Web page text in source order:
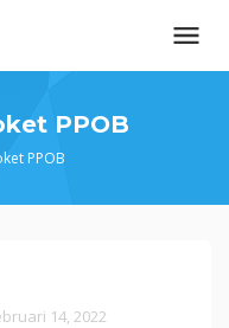
PPOB
PPOB
14, 2022